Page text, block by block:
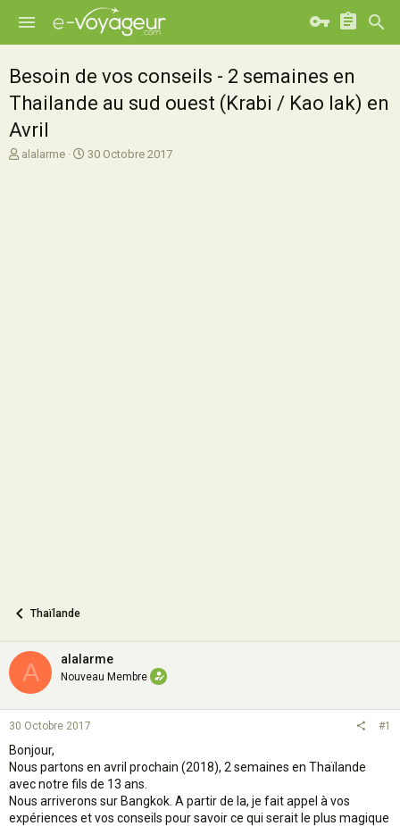
Besoin de vos conseils - 2 semaines en
Thailande au sud ouest (Krabi / Kao lak) en
Avril
A
alalarme
D
30 Octobre 2017
Thaïlande
A alalarme
Nouveau Membre
30 Octobre 2017 #1
Bonjour,
Nous partons en avril prochain (2018), 2 semaines en Thaïlande
avec notre fils de 13 ans.
Nous arriverons sur Bangkok. A partir de la, je fait appel à vos
expériences et vos conseils pour savoir ce qui serait le plus magique